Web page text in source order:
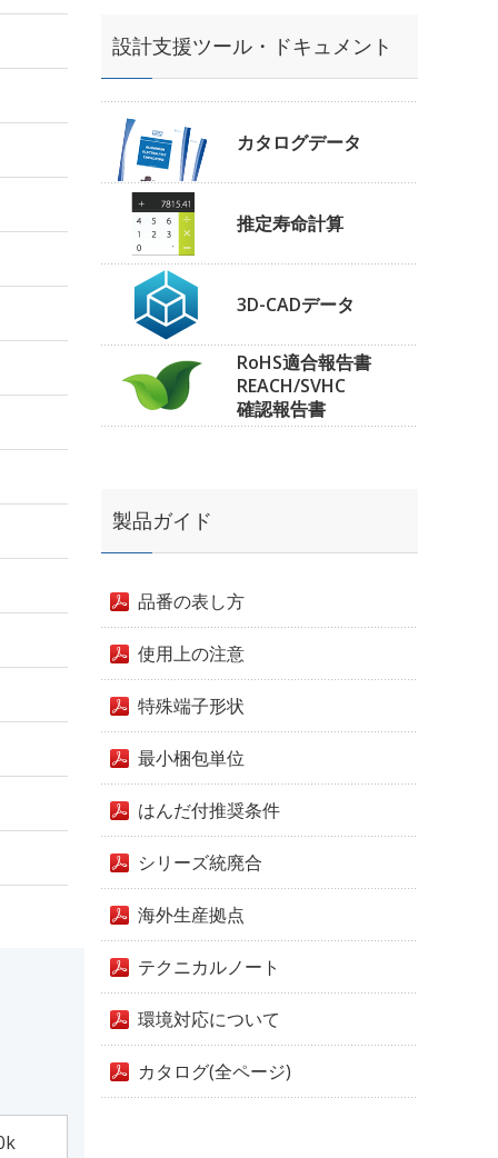
設計支援ツール・ドキュメント
カタログデータ
推定寿命計算
3D-CADデータ
RoHS適合報告書
REACH/SVHC
確認報告書
製品ガイド
品番の表し方
使用上の注意
特殊端子形状
最小梱包単位
はんだ付推奨条件
シリーズ統廃合
海外生産拠点
テクニカルノート
環境対応について
カタログ(全ページ)